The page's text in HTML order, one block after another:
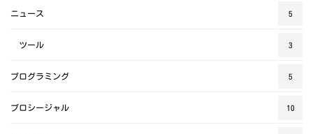
ニュース 5
ツール 3
プログラミング 5
プロシージャル 10